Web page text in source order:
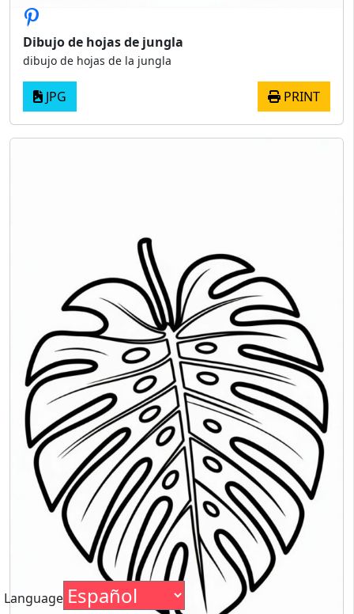
Dibujo de hojas de jungla
dibujo de hojas de la jungla
JPG PRINT
Language